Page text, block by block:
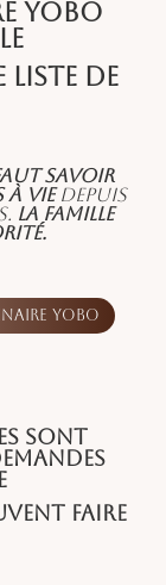
YOBO
de
savoir
viedepuis
La famille
YOBO
sont
faire